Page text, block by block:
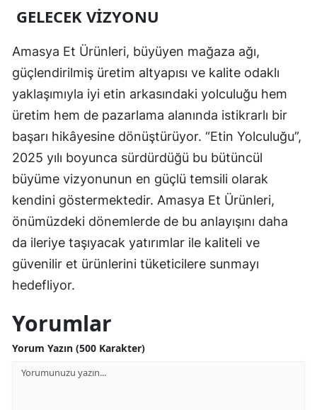
GELECEK VIZYONU
Amasya Et Ürünleri, büyüyen mağaza ağı,
güçlendirilmiş üretim altyapısı ve kalite odaklı
yaklaşımıyla iyi etin arkasındaki yolculuğu hem
üretim hem de pazarlama alanında istikrarlı bir
başarı hikâyesine dönüştürüyor. “Etin Yolculuğu”,
2025 yılı boyunca sürdürdüğü bu bütüncül
büyüme vizyonunun en güçlü temsili olarak
kendini göstermektedir. Amasya Et Ürünleri,
önümüzdeki dönemlerde de bu anlayışını daha
da ileriye taşıyacak yatırımlar ile kaliteli ve
güvenilir et ürünlerini tüketicilere sunmayı
hedefliyor.
Yorumlar
Yorum Yazın (500 Karakter)